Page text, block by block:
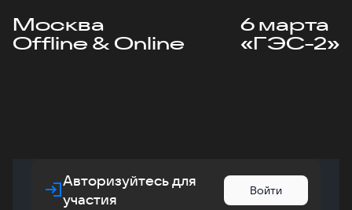
Москва
Offline & Online
6 марта
«ГЭС-2»
Авторизуйтесь для
участия
Войти